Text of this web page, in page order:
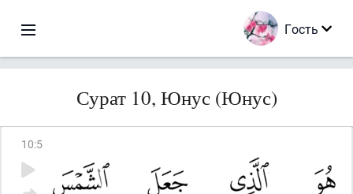
Гость
Сурат 10, Юнус (Юнус)
10:5